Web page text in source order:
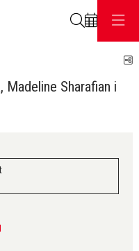
Madeline Sharafian i